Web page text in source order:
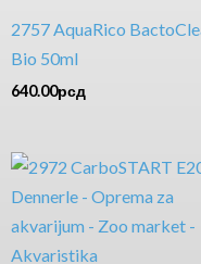
2757 AquaRico
Bio 50ml
640.00рсд